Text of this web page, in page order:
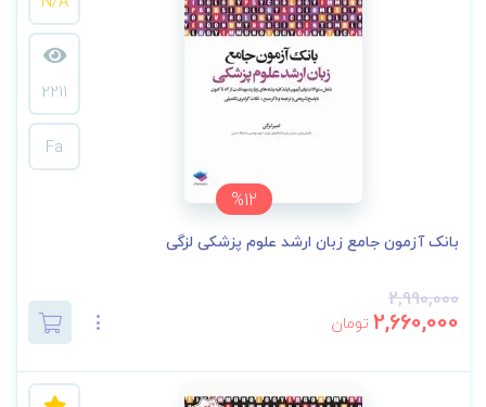
%12
2211
Fa
بانک آزمون جامع زبان ارشد علوم پزشکی لزگی
2,990,000
2,660,000 تومان